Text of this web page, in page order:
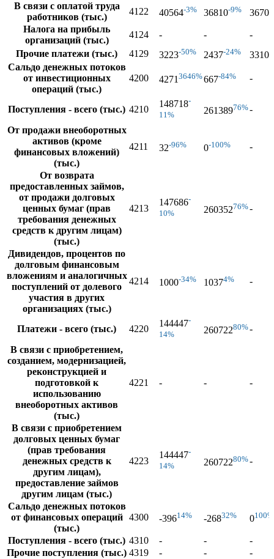
В связи с оплатой труда
работников (тыс.)
4122 40564-3% 36810-9%
36705
Налога на прибыль
организаций (тыс.)
4124 - -
-
Прочие платежи (тыс.)
4129 3223-50% 2437-24% 3310
Сальдо денежных потоков
от инвестиционных
операций (тыс.)
4200 4271 3646%667-84% -
Поступления - всего (тыс.) 4210
148718-
11%
26138976%-
От продажи внеоборотных
активов (кроме
финансовых вложений)
(тыс.)
4211 32-96% 0-100% -
От возврата
предоставленных займов,
от продажи долговых
ценных бумаг (прав
требования денежных
средств к другим лицам)
(тыс.)
4213
147686-
10%
26035276%-
Дивидендов, процентов по
долговым финансовым
вложениям и аналогичных
поступлений от долевого
участия в других
организациях (тыс.)
4214 1000-34% 10374% -
Платежи - всего (тыс.) 4220
144447-
14%
26072280%-
В связи с приобретением,
созданием, модернизацией,
реконструкцией и
подготовкой к
использованию
внеоборотных активов
(тыс.)
4221 - - -
В связи с приобретением
долговых ценных бумаг
(прав требования
денежных средств к
другим лицам),
предоставление займов
другим лицам (тыс.)
4223
144447-
14%
26072280%-
Сальдо денежных потоков
от финансовых операций
(тыс.)
4300 -39614% -26832% 0100%
Поступления - всего (тыс.) 4310 - -
-
Прочие поступления (тыс.) 4319 - -
-